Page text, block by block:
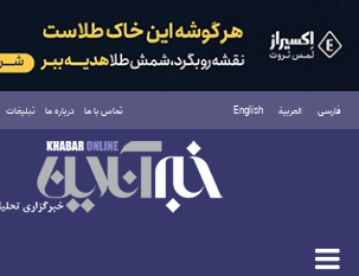
فارسی العربية English تماس با ما درباره ما تبلیغات
یکشنبه ۱۸ مرداد ۱۴۰۵